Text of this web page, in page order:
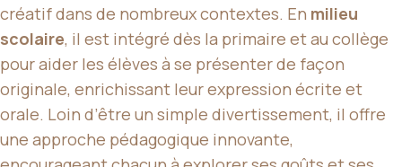
créatif dans de nombreux contextes. En milieu
scolaire, il est intégré dès la primaire et au collège
pour aider les élèves à se présenter de façon
originale, enrichissant leur expression écrite et
orale. Loin d’être un simple divertissement, il offre
une approche pédagogique innovante,